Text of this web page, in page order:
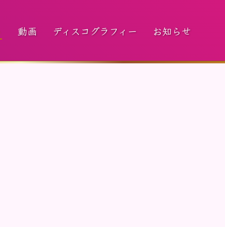
動画 ディスコグラフィー お知らせ